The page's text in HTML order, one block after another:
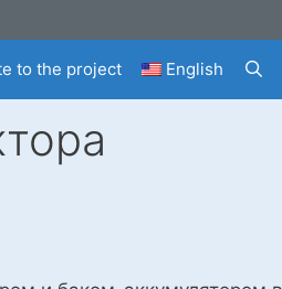
to the project English